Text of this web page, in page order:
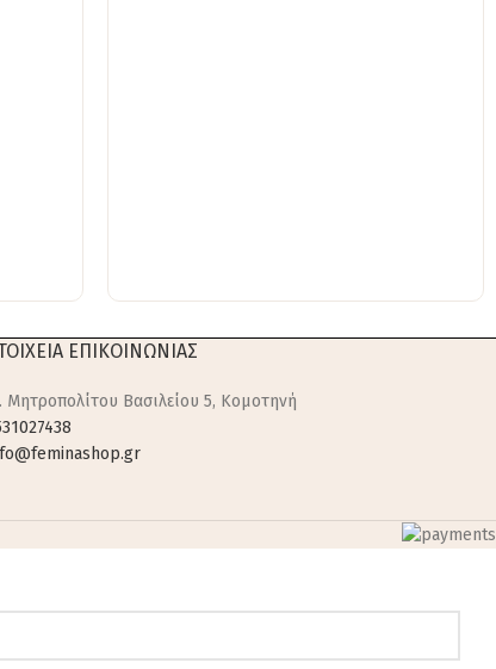
ΕΠΙΚΟΙΝΩΝΙΑΣ
Μητροπολίτου Βασιλείου 5, Κομοτηνή